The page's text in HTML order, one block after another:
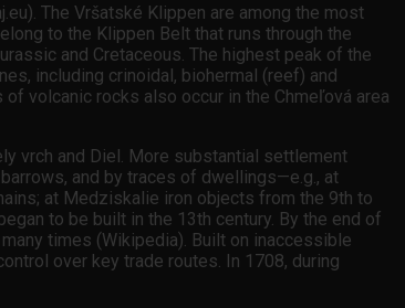
The Vršatské Klippen are among the most
to the Klippen Belt that runs through the
and Cretaceous. The highest peak of the
including crinoidal, biohermal (reef) and
volcanic rocks also occur in the Chmeľová area
vrch and Diel. More substantial settlement
and by traces of dwellings—e.g., at
at Medziskalie iron objects from the 9th to
to be built in the 13th century. By the end of
times (Wikipedia). Built on inaccessible
over key trade routes. In 1708, during